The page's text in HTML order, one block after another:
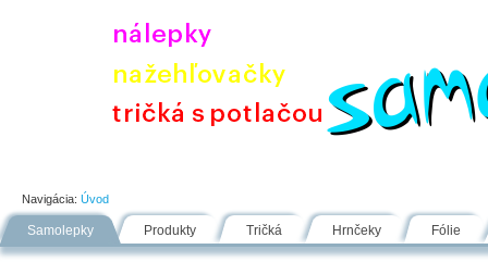
Navigácia: Úvod
Samolepky Produkty Tričká Hrnčeky Fólie